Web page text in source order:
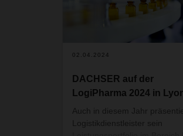
02.04.2024
DACHSER auf der
LogiPharma 2024 in
Auch in diesem Jahr
Logistikdienstleister sein